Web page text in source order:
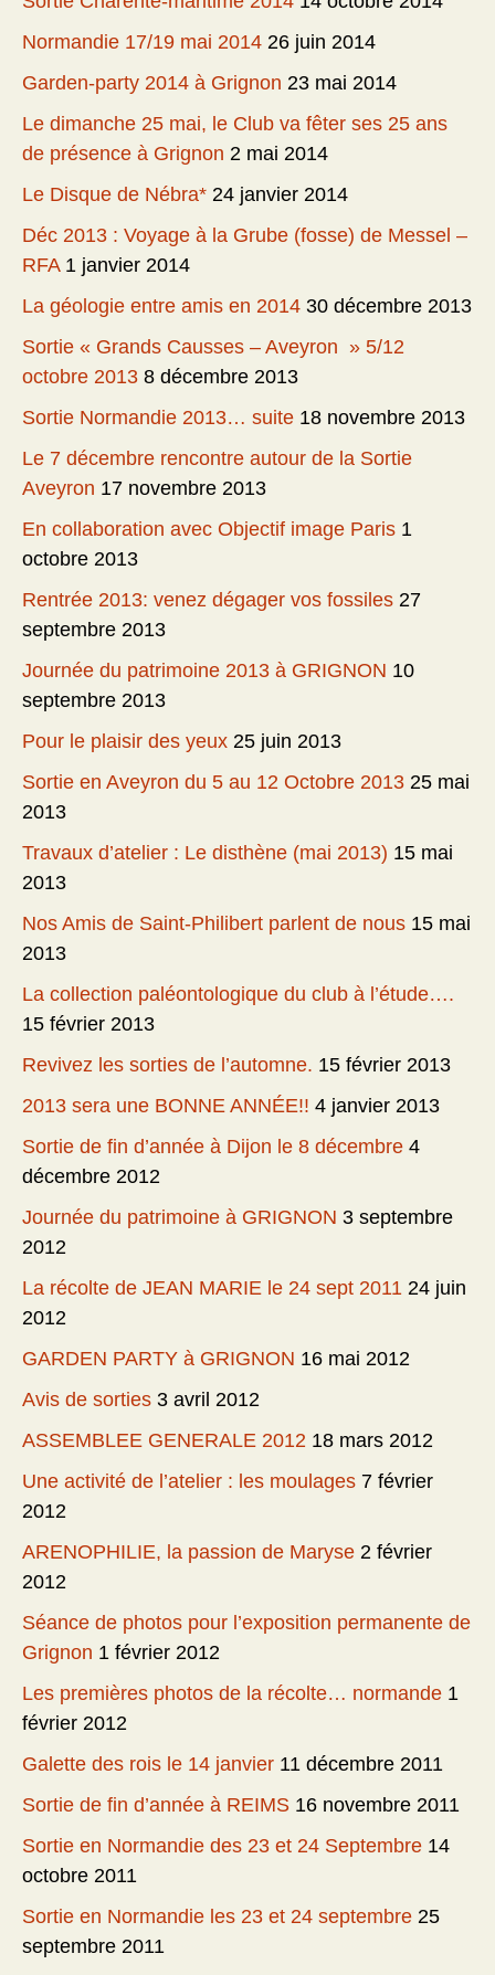
Normandie 17/19 mai 2014 26 juin 2014
Garden-party 2014 à Grignon 23 mai 2014
Le dimanche 25 mai, le Club va fêter ses 25 ans
de présence à Grignon 2 mai 2014
Le Disque de Nébra* 24 janvier 2014
Déc 2013 : Voyage à la Grube (fosse) de Messel –
RFA 1 janvier 2014
La géologie entre amis en 2014 30 décembre 2013
Sortie « Grands Causses – Aveyron » 5/12
octobre 2013 8 décembre 2013
Sortie Normandie 2013… suite 18 novembre 2013
Le 7 décembre rencontre autour de la Sortie
Aveyron 17 novembre 2013
En collaboration avec Objectif image Paris 1
octobre 2013
Rentrée 2013: venez dégager vos fossiles 27
septembre 2013
Journée du patrimoine 2013 à GRIGNON 10
septembre 2013
Pour le plaisir des yeux 25 juin 2013
Sortie en Aveyron du 5 au 12 Octobre 2013 25 mai
2013
Travaux d’atelier : Le disthène (mai 2013) 15 mai
2013
Nos Amis de Saint-Philibert parlent de nous 15 mai
2013
La collection paléontologique du club à l’étude….
15 février 2013
Revivez les sorties de l’automne. 15 février 2013
2013 sera une BONNE ANNÉE!! 4 janvier 2013
Sortie de fin d’année à Dijon le 8 décembre 4
décembre 2012
Journée du patrimoine à GRIGNON 3 septembre
2012
La récolte de JEAN MARIE le 24 sept 2011 24 juin
2012
GARDEN PARTY à GRIGNON 16 mai 2012
Avis de sorties 3 avril 2012
ASSEMBLEE GENERALE 2012 18 mars 2012
Une activité de l’atelier : les moulages 7 février
2012
ARENOPHILIE, la passion de Maryse 2 février
2012
Séance de photos pour l’exposition permanente de
Grignon 1 février 2012
Les premières photos de la récolte… normande 1
février 2012
Galette des rois le 14 janvier 11 décembre 2011
Sortie de fin d’année à REIMS 16 novembre 2011
Sortie en Normandie des 23 et 24 Septembre 14
octobre 2011
Sortie en Normandie les 23 et 24 septembre 25
septembre 2011